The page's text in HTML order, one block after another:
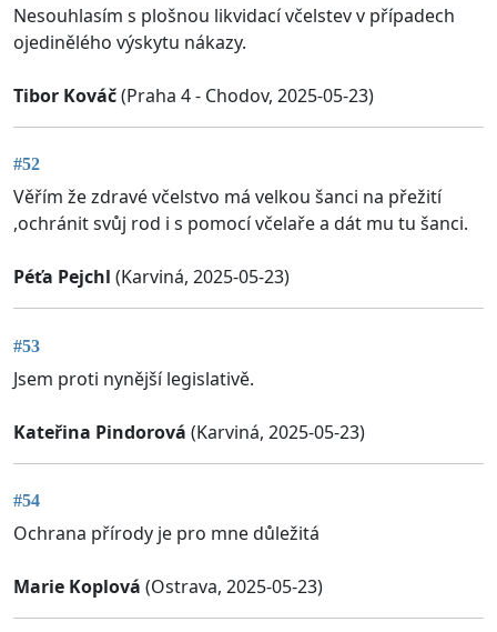
Nesouhlasím s plošnou likvidací včelstev v případech
ojedinělého výskytu nákazy.
Tibor Kováč(Praha 4 - Chodov, 2025-05-23)
#52
Věřím že zdravé včelstvo má velkou šanci na přežití
,ochránit svůj rod i s pomocí včelaře a dát mu tu šanci.
Péťa Pejchl (Karviná, 2025-05-23)
#53
Jsem proti nynější legislativě.
Kateřina Pindorová (Karviná, 2025-05-23)
#54
Ochrana přírody je pro mne důležitá
Marie Koplová (Ostrava, 2025-05-23)